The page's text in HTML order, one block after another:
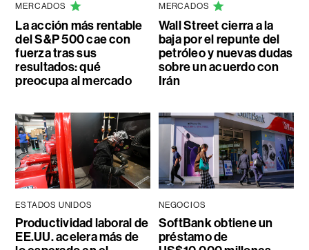
MERCADOS
La acción más rentable
del S&P 500 cae con
fuerza tras sus
resultados: qué
preocupa al mercado
MERCADOS
Wall Street cierra a la
baja por el repunte del
petróleo y nuevas dudas
sobre un acuerdo con
Irán
ESTADOS UNIDOS
Productividad laboral de
EE.UU. acelera más de
NEGOCIOS
SoftBank obtiene un
préstamo de